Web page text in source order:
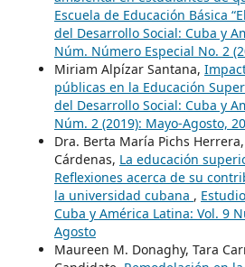
Escuela de Educación Básica
del Desarrollo Social: Cuba y
Núm. Número Especial No. 2
Miriam Alpízar Santana,
públicas en la Educación
del Desarrollo Social: Cuba y
Núm. 2 (2019): Mayo-Agosto,
Dra. Berta María Pichs
Cárdenas, La educación
Reflexiones acerca de su
la universidad cubana ,
Cuba y América Latina: Vol. 9
Agosto
Maureen M. Donaghy, Tara